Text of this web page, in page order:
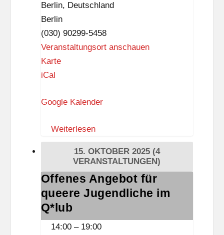
Berlin, Deutschland
Berlin
(030) 90299-5458
Veranstaltungsort anschauen
KarteG
t
r
i
d
B
e
n
iCal
Google Kalender
Weiterlesen
15. OKTOBER 2025 (4
VERANSTALTUNGEN)
Offenes
Angebot
für
queere
Offenes Angebot für
queere Jugendliche im
Q*lub
14:00 – 19:00